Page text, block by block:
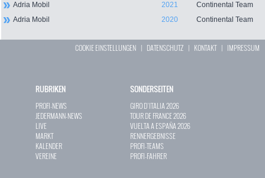
Adria Mobil
2021
Continental Team
Adria Mobil
2020 Continental Team
COOKIE EINSTELLUNGEN | DATENSCHUTZ | KONTAKT| IMPRESSUM
RUBRIKEN
PROFI-NEWS
JEDERMANN-NEWS
LIVE
MARKT
KALENDER
VEREINE
SONDERSEITEN
GIRO D`ITALIA 2026
TOUR DE FRANCE 2026
VUELTA A ESPAÑA 2026
RENNERGEBNISSE
PROFI-TEAMS
PROFI-FAHRER